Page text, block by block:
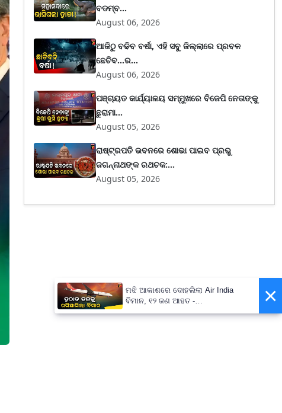
ବଡମ୍ବ...
August 06, 2026
ଆଜିଠୁ ବଢିବ ବର୍ଷା, ଏହି ସବୁ ଜିଲ୍ଲାରେ ପ୍ରବଳ
ଛେଚିବ...ର...
August 06, 2026
ପଞ୍ଚାୟତ କାର୍ଯ୍ୟାଳୟ ସମ୍ମୁଖରେ ବିଜେପି ନେତାଙ୍କୁ
ଛୁରାମା...
August 05, 2026
ରାଷ୍ଟ୍ରପତି ଭବନରେ ଶୋଭା ପାଇବ ପ୍ରଭୁ
ଜଗନ୍ନାଥଙ୍କ ରଥଚକ:...
August 05, 2026
×
ମଝି ଆକାଶରେ ଦୋହଲିଲା Air India
ବିମାନ, ୧୨ ଜଣ ଆହତ -
PrameyaNews7